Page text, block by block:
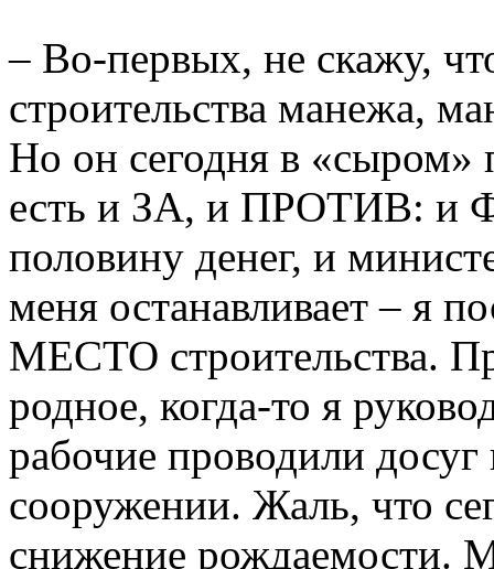
– Во-первых, не скажу,
строительства манежа,
Но он сегодня в «сыром»
есть и ЗА, и ПРОТИВ: и
половину денег, и
меня останавливает – я
МЕСТО строительства.
родное, когда-то я
рабочие проводили
сооружении. Жаль, что
снижение рождаемости.